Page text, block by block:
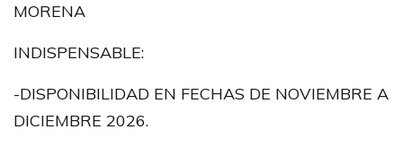
MORENA
INDISPENSABLE:
-DISPONIBILIDAD EN FECHAS DE NOVIEMBRE A
DICIEMBRE 2026.